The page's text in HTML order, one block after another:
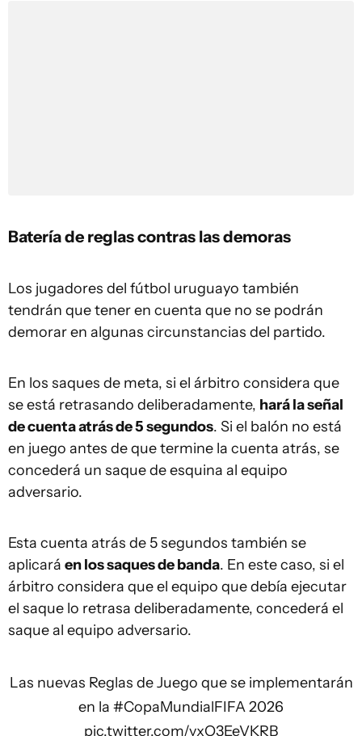
Batería de reglas contras las demoras
Los jugadores del fútbol uruguayo también
tendrán que tener en cuenta que no se podrán
demorar en algunas circunstancias del partido.
En los saques de meta, si el árbitro considera que
se está retrasando deliberadamente, hará la señal
de cuenta atrás de 5 segundos. Si el balón no está
en juego antes de que termine la cuenta atrás, se
concederá un saque de esquina al equipo
adversario.
Esta cuenta atrás de 5 segundos también se
aplicará en los saques de banda. En este caso, si el
árbitro considera que el equipo que debía ejecutar
el saque lo retrasa deliberadamente, concederá el
saque al equipo adversario.
Las nuevas Reglas de Juego que se implementarán
en la #CopaMundialFIFA2026
pic.twitter.com/vxO3EeVKRB